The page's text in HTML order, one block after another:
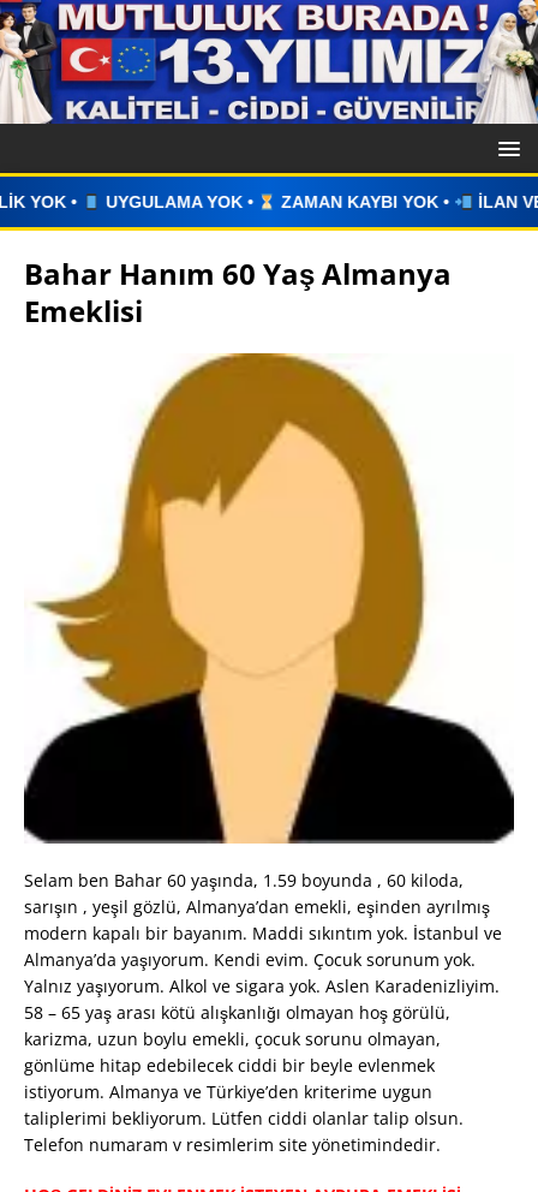
• ZAMAN KAYBI YOK • İLAN VERİN • WHATSAPP
Bahar Hanım 60 Yaş Almanya
Emeklisi
Selam ben Bahar 60 yaşında, 1.59 boyunda , 60 kiloda,
sarışın , yeşil gözlü, Almanya’dan emekli, eşinden ayrılmış
modern kapalı bir bayanım. Maddi sıkıntım yok. İstanbul ve
Almanya’da yaşıyorum. Kendi evim. Çocuk sorunum yok.
Yalnız yaşıyorum. Alkol ve sigara yok. Aslen Karadenizliyim.
58 – 65 yaş arası kötü alışkanlığı olmayan hoş görülü,
karizma, uzun boylu emekli, çocuk sorunu olmayan,
gönlüme hitap edebilecek ciddi bir beyle evlenmek
istiyorum. Almanya ve Türkiye’den kriterime uygun
taliplerimi bekliyorum. Lütfen ciddi olanlar talip olsun.
Telefon numaram v resimlerim site yönetimindedir.